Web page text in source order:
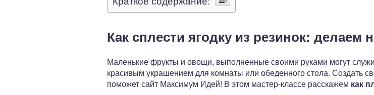
Как сплести ягодку из резинок: делаем
Маленькие фрукты и овощи, выполненные своими руками могут
красивым украшением для комнаты или обеденного стола. Создать
поможет сайт Максимум Идей! В этом мастер-классе расскажем как